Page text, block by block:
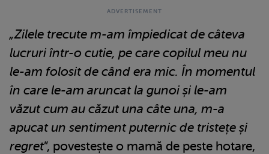
„Zilele trecute m-am împiedicat de câteva
lucruri într-o cutie, pe care copilul meu nu
le-am folosit de când era mic. În momentul
în care le-am aruncat la gunoi și le-am
văzut cum au căzut una câte una, m-a
apucat un sentiment puternic de tristețe și
regret”, povestește o mamă de peste hotare,